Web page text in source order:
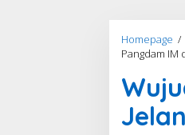
Homepage /
Pangdam IM